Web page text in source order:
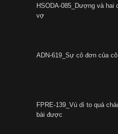
HSODA-085_Dượng và hai
vợ
ADN-619_Sự cô đơn của
FPRE-139_Vú dì to quá
bài được